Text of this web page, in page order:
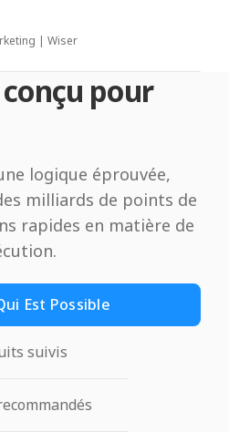
| Wiser
pour
logique éprouvée,
milliards de points de
rapides en matière de
Est Possible
suivis